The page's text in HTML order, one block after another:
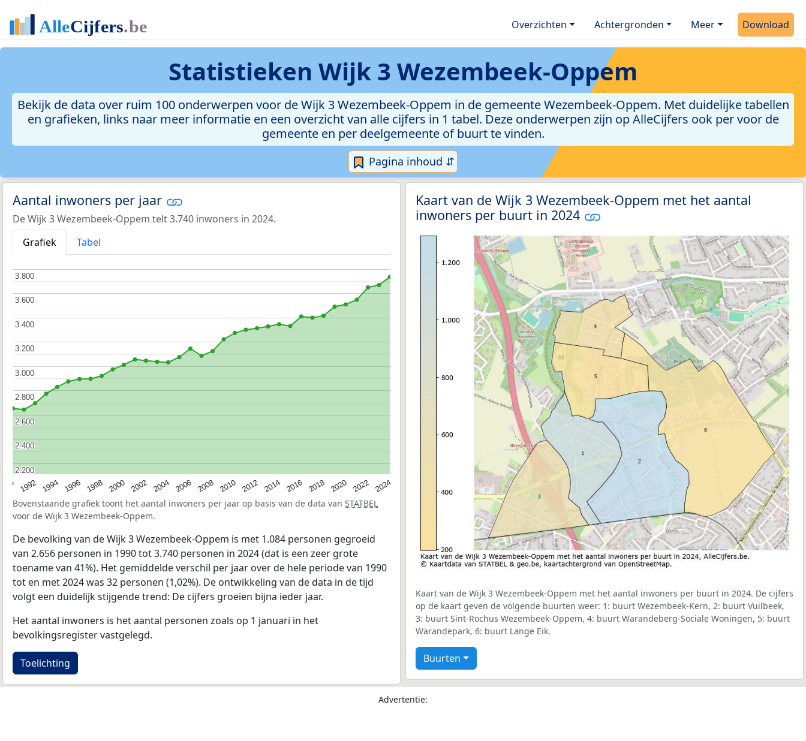
Overzichten Achtergronden Meer Download
Statistieken Wijk 3 Wezembeek-Oppem
Bekijk de data over ruim 100 onderwerpen voor de Wijk 3 Wezembeek-Oppem in de gemeente Wezembeek-Oppem. Met duidelijke tabellen
en grafieken, links naar meer informatie en een overzicht van alle cijfers in 1 tabel. Deze onderwerpen zijn op AlleCijfers ook per voor de
gemeente en per deelgemeente of buurt te vinden.
Pagina inhoud ⇵
Aantal inwoners per jaar
De Wijk 3 Wezembeek-Oppem telt 3.740 inwoners in 2024.
Grafiek
Tabel
1992 1994 1996 1998 2000 2002 2004 2006 2008 2010 2012 2014 2016 2018 2020 2022 2024
2.200
2.200
2.400
2.400
2.600
2.600
2.800
2.800
3.000
3.000
3.200
3.200
3.400
3.400
3.600
3.600
3.800
3.800
Bovenstaande grafiek toont het aantal inwoners per jaar op basis van de data van STATBEL
voor de Wijk 3 Wezembeek-Oppem.
De bevolking van de Wijk 3 Wezembeek-Oppem is met 1.084 personen gegroeid
van 2.656 personen in 1990 tot 3.740 personen in 2024 (dat is een zeer grote
toename van 41%). Het gemiddelde verschil per jaar over de hele periode van 1990
tot en met 2024 was 32 personen (1,02%). De ontwikkeling van de data in de tijd
volgt een duidelijk stijgende trend: De cijfers groeien bijna ieder jaar.
Het aantal inwoners is het aantal personen zoals op 1 januari in het
bevolkingsregister vastgelegd.
Toelichting
Kaart van de Wijk 3 Wezembeek-Oppem met het aantal
inwoners per buurt in 2024
Kaart van de Wijk 3 Wezembeek-Oppem met het aantal inwoners per buurt in 2024. De cijfers
op de kaart geven de volgende buurten weer: 1: buurt Wezembeek-Kern, 2: buurt Vuilbeek,
3: buurt Sint-Rochus Wezembeek-Oppem, 4: buurt Warandeberg-Sociale Woningen, 5: buurt
Warandepark, 6: buurt Lange Eik.
Buurten
Advertentie: